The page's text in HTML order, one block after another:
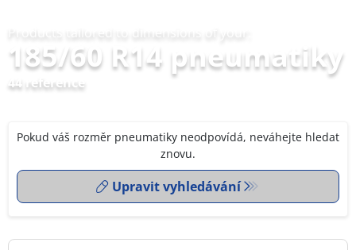
185/60 R14 pneumatiky
44 reference
Pokud váš rozměr pneumatiky neodpovídá, neváhejte hledat
znovu.
Upravit vyhledávání